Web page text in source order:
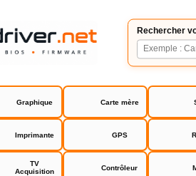
Rechercher
Graphique Carte mère
Imprimante GPS
TV
Acquisition
Contrôleur